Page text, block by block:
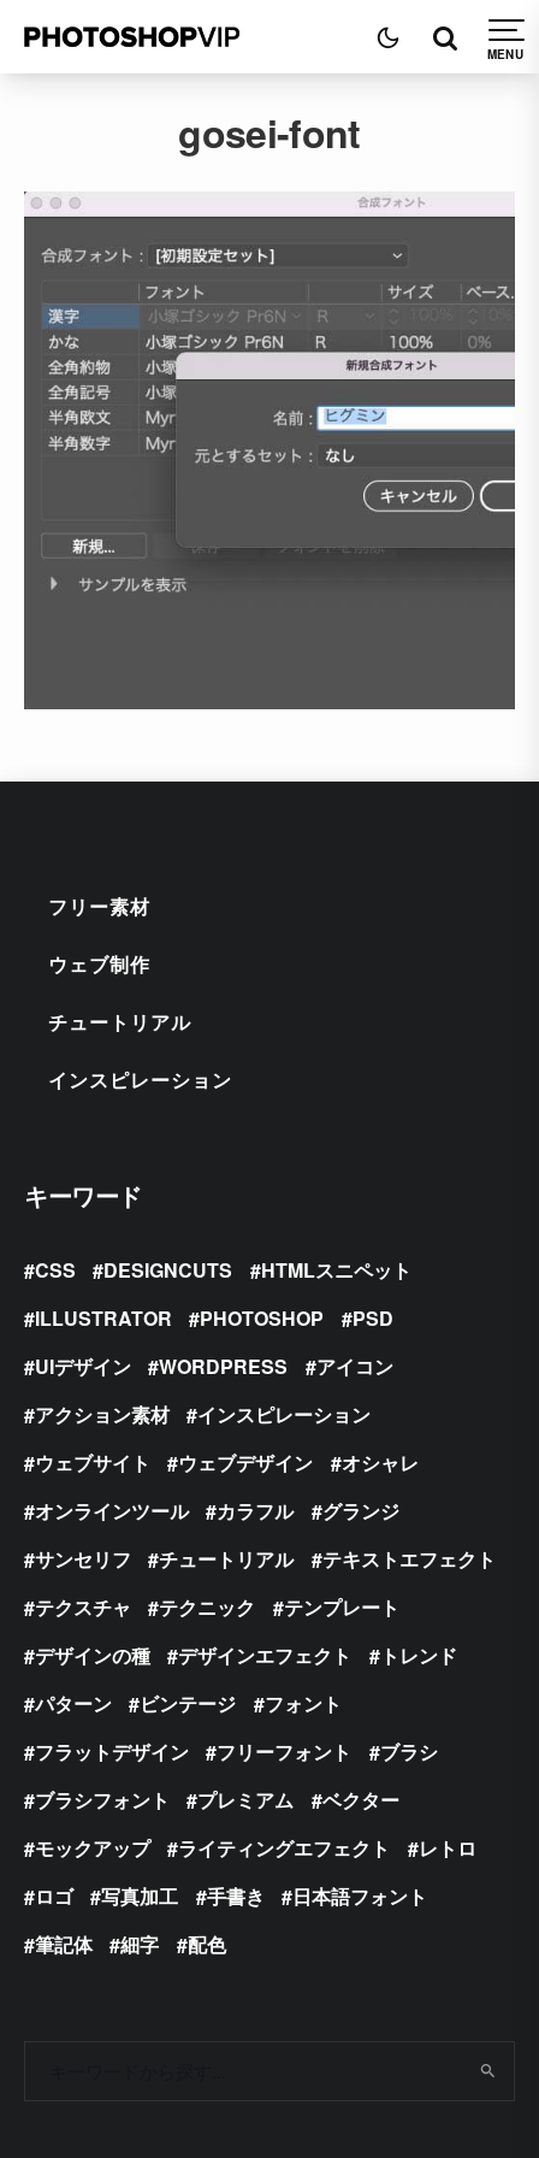
gosei-font
フリー素材
ウェブ制作
チュートリアル
インスピレーション
キーワード
CSS DESIGNCUTS
HTMLスニペット
ILLUSTRATOR
PHOTOSHOP
PSD
UIデザイン
WORDPRESS
アイコン
アクション素材
インスピレーション
ウェブサイト
ウェブデザイン
オシャレ
オンラインツール
カラフル
グランジ
サンセリフ
チュートリアル
テキストエフェクト
テクスチャ
テクニック
テンプレート
デザインの種
デザインエフェクト
トレンド
パターン
ビンテージ
フォント
フラットデザイン
フリーフォント
ブラシ
ブラシフォント
プレミアム
ベクター
モックアップ
ライティングエフェクト
レトロ
ロゴ
写真加工 手書き
日本語フォント
筆記体
細字 配色